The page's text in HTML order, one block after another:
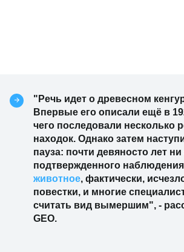
"Речь идет о древесном
Впервые его описали ещё в
чего последовали несколько
находок. Однако затем
пауза: почти девяносто лет
подтвержденного
животное, фактически,
повестки, и многие
считать вид вымершим", -
GEO.